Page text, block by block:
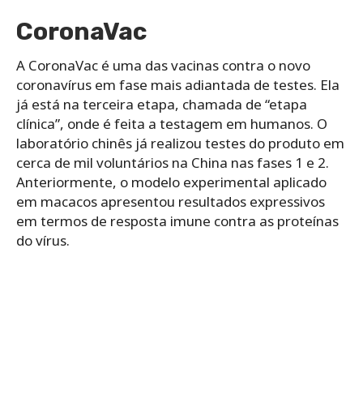
CoronaVac
A CoronaVac é uma das vacinas contra o novo
coronavírus em fase mais adiantada de testes. Ela
já está na terceira etapa, chamada de “etapa
clínica”, onde é feita a testagem em humanos. O
laboratório chinês já realizou testes do produto em
cerca de mil voluntários na China nas fases 1 e 2.
Anteriormente, o modelo experimental aplicado
em macacos apresentou resultados expressivos
em termos de resposta imune contra as proteínas
do vírus.